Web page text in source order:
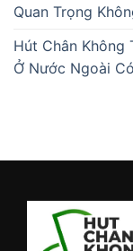
Quan Trọng
Hút Chân Không
Ở Nước Ngoài